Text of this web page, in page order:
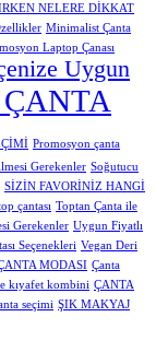
NELERE DİKKAT
Minimalist Çanta
Laptop Çanası
Uygun
Promosyon çanta
Gerekenler Soğutucu
SİZİN FAVORİNİZ HANGİ
çantası Toptan Çanta ile
Gerekenler Uygun Fiyatlı
Seçenekleri Vegan Deri
MODASI Çanta
kıyafet kombini ÇANTA
seçimi ŞIK MAKYAJ